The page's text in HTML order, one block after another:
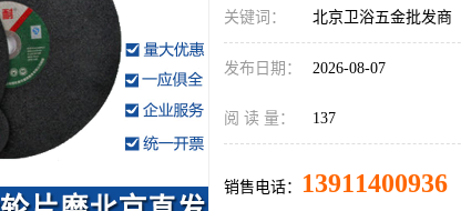
关键词： 北京卫浴五金批发商
发布日期： 2026-08-07
阅 读 量： 137
销售电话： 13911400936